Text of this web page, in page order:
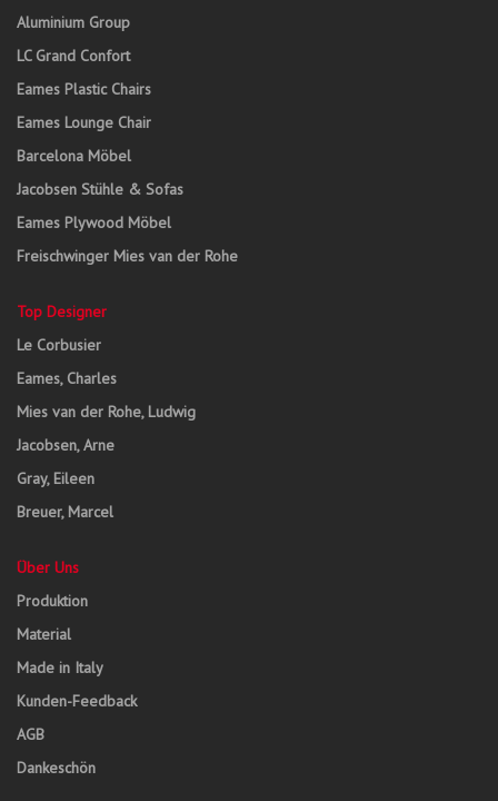
Aluminium Group
LC Grand Confort
Eames Plastic Chairs
Eames Lounge Chair
Barcelona Möbel
Jacobsen Stühle & Sofas
Eames Plywood Möbel
Freischwinger Mies van der Rohe
Top Designer
Le Corbusier
Eames, Charles
Mies van der Rohe, Ludwig
Jacobsen, Arne
Gray, Eileen
Breuer, Marcel
Über Uns
Produktion
Material
Made in Italy
Kunden-Feedback
AGB
Dankeschön